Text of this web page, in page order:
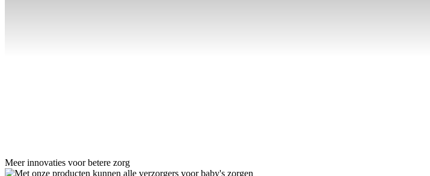
Meer innovaties voor betere zorg